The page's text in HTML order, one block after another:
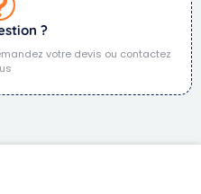
?
votre devis ou contactez